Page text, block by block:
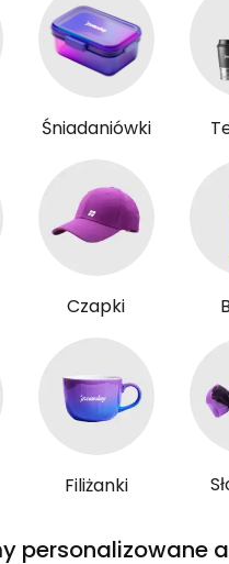
Śniadaniówki
Czapki
Filiżanki
personalizowane